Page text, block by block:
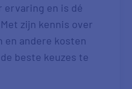
ervaring en is dé
zijn kennis over
en andere kosten
beste keuzes te